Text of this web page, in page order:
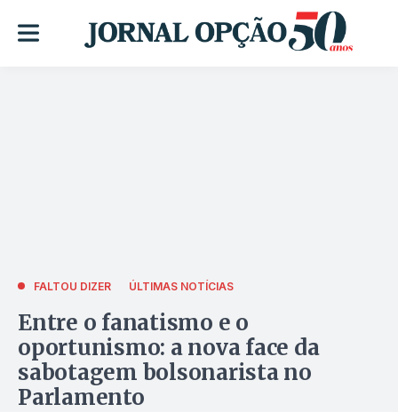
FALTOU DIZER ÚLTIMAS NOTÍCIAS
Entre o fanatismo e o
oportunismo: a nova face da
sabotagem bolsonarista no
Parlamento